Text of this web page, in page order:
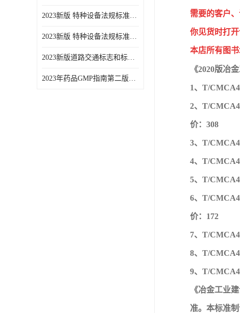
2023新版 特种设备法规标准手册 安全技术规范卷共三本
2023新版 特种设备法规标准手册 机电类标准电梯卷 共两本
2023新版道路交通标志和标线手册
2023年药品GMP指南第二版全6册
需要的客户
你见货时打
本店所有图
《2020版冶
1、T/
2、T/
价：308
3、T/
4、T/
5、T/
6、T/
价：172
7、T/
8、T/
9、T/
《冶金工业
准。本标准